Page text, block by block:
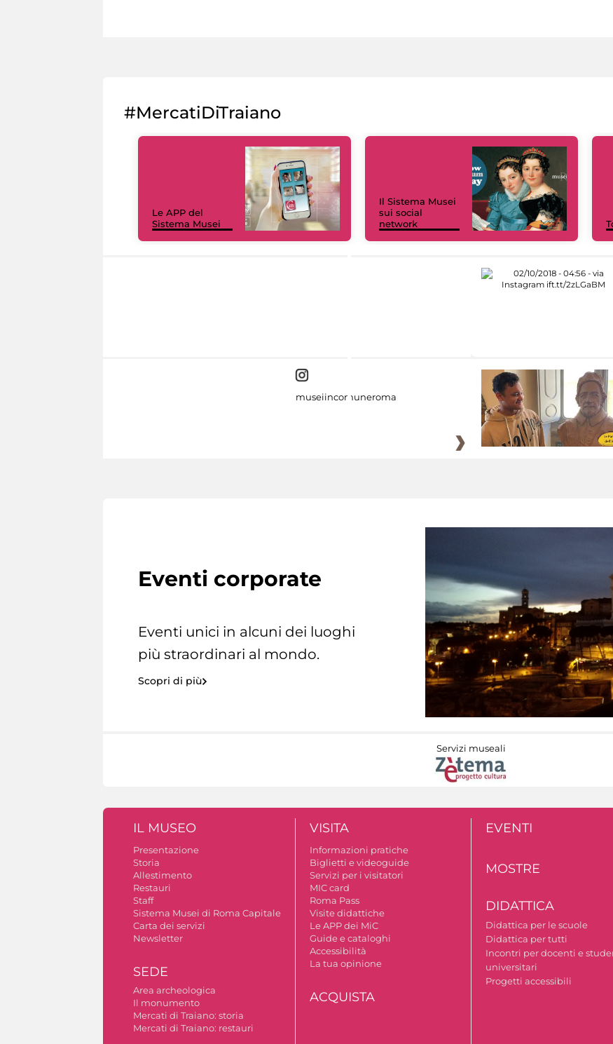
#MercatiDiTraiano
Le APP del
Sistema Musei
Il Sistema Musei
sui social
network
museiincomuneroma
Eventi corporate
Eventi unici in alcuni dei luoghi
più straordinari al mondo.
Scopri di più
Servizi museali
IL MUSEO
Presentazione
Storia
Allestimento
Restauri
Staff
Sistema Musei di Roma Capitale
Carta dei servizi
Newsletter
SEDE
Area archeologica
Il monumento
Mercati di Traiano: storia
Mercati di Traiano: restauri
VISITA
Informazioni pratiche
Biglietti e videoguide
Servizi per i visitatori
MIC card
Roma Pass
Visite didattiche
Le APP dei MiC
Guide e cataloghi
Accessibilità
La tua opinione
ACQUISTA
EVENTI
MOSTRE
DIDATTICA
Didattica per le scuole
Didattica per tutti
Incontri per docenti e
universitari
Progetti accessibili